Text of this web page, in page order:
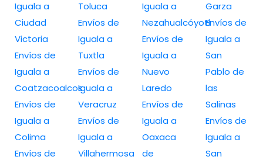
Iguala a
Ciudad
Victoria
Envíos de
Iguala a
Coatzacoalcos
Envíos de
Iguala a
Colima
Envíos de
Toluca
Envíos de
Iguala a
Tuxtla
Envíos de
Iguala a
Veracruz
Envíos de
Iguala a
Villahermosa
Iguala a
Nezahualcóyotl
Envíos de
Iguala a
Nuevo
Laredo
Envíos de
Iguala a
Oaxaca
de
Garza
Envíos de
Iguala a
San
Pablo de
las
Salinas
Envíos de
Iguala a
San